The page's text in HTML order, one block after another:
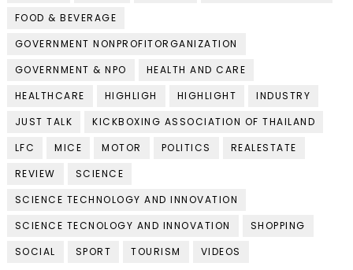
FOOD & BEVERAGE
GOVERNMENT NONPROFITORGANIZATION
GOVERNMENT & NPO
HEALTH AND CARE
HEALTHCARE
HIGHLIGH HIGHLIGHT
INDUSTRY
JUST TALK
KICKBOXING ASSOCIATION OF THAILAND
LFC
MICE MOTOR POLITICS
REALESTATE
REVIEW
SCIENCE
SCIENCE TECHNOLOGY AND INNOVATION
SCIENCE TECNOLOGY AND INNOVATION
SHOPPING
SOCIAL
SPORT TOURISM VIDEOS